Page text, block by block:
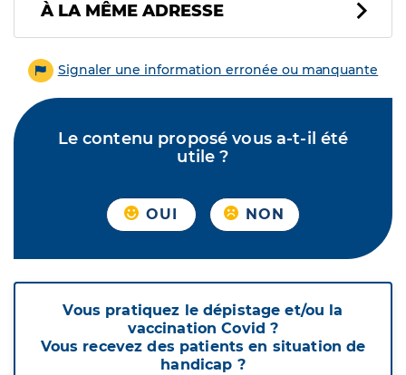
À LA MÊME ADRESSE
Signaler une information erronée ou manquante
Le contenu proposé vous a-t-il été
utile ?
OUI NON
Vous pratiquez le dépistage et/ou la
vaccination Covid ?
Vous recevez des patients en situation de
handicap ?